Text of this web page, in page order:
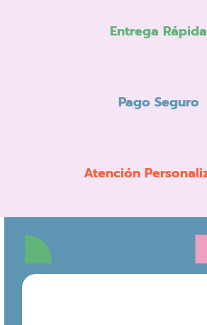
Entrega Rápida
Pago Seguro
Atención